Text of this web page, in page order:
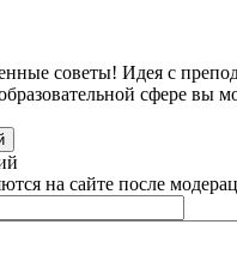
советы! Идея с
сфере вы
на сайте после